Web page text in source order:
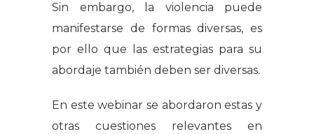
Sin embargo, la violencia puede
manifestarse de formas diversas, es
por ello que las estrategias para su
abordaje también deben ser diversas.
En este webinar se abordaron estas y
otras cuestiones relevantes en